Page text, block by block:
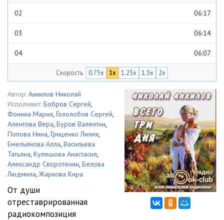
02 06:17
03 06:14
04 06:07
06 06:14
07 06:08
08 06:04
09 06:15
10 06:06
11 06:03
Скорость 0.75x 1x 1.25x 1.5x 2x
Автор: Анкилов Николай
Исполняют: Бобров Сергей,
Фонина Мария, Гололобов Сергей,
Алентова Вера, Буров Валентин,
Попова Нина, Гриценко Лилия,
Емельянова Алла, Васильева
Татьяна, Кулешова Анастасия,
Александр Своротенин, Белова
Людмила, Жаркова Кира
От души
отреставрированная
радиокомпозиция